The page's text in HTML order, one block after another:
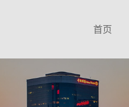
首页
家电专